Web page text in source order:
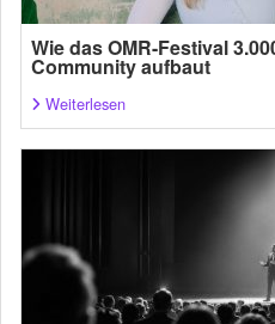
Wie das OMR-Festival
Community aufbaut
Weiterlesen